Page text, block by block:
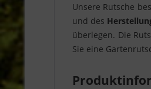
Unsere Rutsche
und des
überlegen. Die
Sie eine